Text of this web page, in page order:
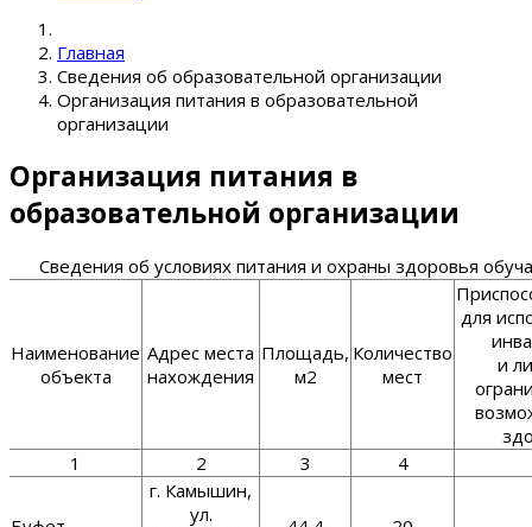
Главная
Сведения об образовательной организации
Организация питания в образовательной
организации
Организация питания в
образовательной организации
Сведения об условиях питания и охраны здоровья
Наименование
объекта
Адрес места
нахождения
Площадь,
м2
Количество
мест
для
и
1
2 3 4
г. Камышин,
ул.